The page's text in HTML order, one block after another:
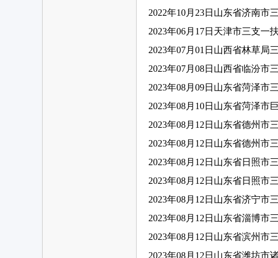
2022年10月23日山东省济南市
2023年06月17日天津市三支一
2023年07月01日山西省林草局
2023年07月08日山西省临汾市
2023年08月09日山东省菏泽市
2023年08月10日山东省菏泽市
2023年08月12日山东省德州市
2023年08月12日山东省德州市
2023年08月12日山东省日照市
2023年08月12日山东省日照市
2023年08月12日山东省济宁市
2023年08月12日山东省淄博市
2023年08月12日山东省滨州市
2023年08月12日山东省潍坊市